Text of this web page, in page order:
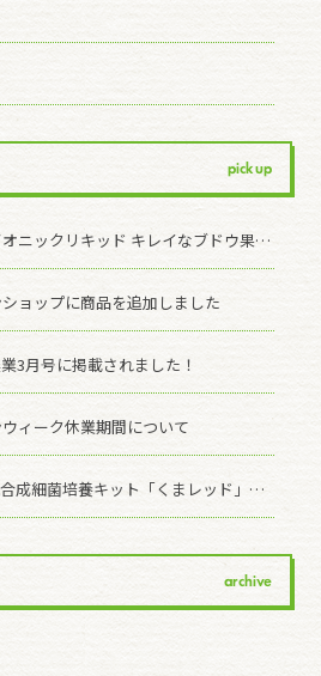
pick up
【お知らせ】新商品「イオニックリキッド キレイなブドウ果皮」発売のお知らせ
ョップに商品を追加しました
3月号に掲載されました！
ィーク休業期間について
【ニュースリリース】光合成細菌培養キット「くまレッド」を販売開始
archive